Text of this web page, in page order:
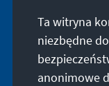
Ta witryna
niezbędne
anonimowe